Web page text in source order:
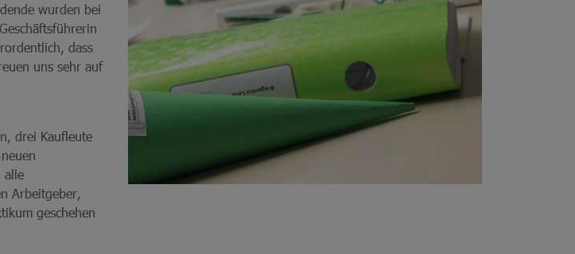
wurden bei
dass
uns sehr auf
drei Kaufleute
alle
Arbeitgeber,
geschehen